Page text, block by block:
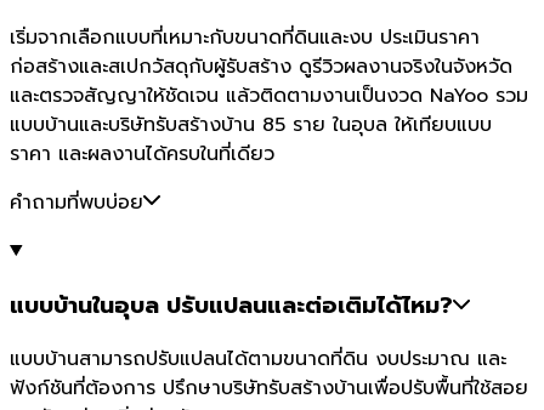
เริ่มจากเลือกแบบที่เหมาะกับขนาดที่ดินและงบ ประเมินราคา
ก่อสร้างและสเปกวัสดุกับผู้รับสร้าง ดูรีวิวผลงานจริงในจังหวัด
และตรวจสัญญาให้ชัดเจน แล้วติดตามงานเป็นงวด NaYoo รวม
แบบบ้านและบริษัทรับสร้างบ้าน 85 ราย ในอุบล ให้เทียบแบบ
ราคา และผลงานได้ครบในที่เดียว
คำถามที่พบบ่อย
แบบบ้านในอุบล ปรับแปลนและต่อเติมได้ไหม?
แบบบ้านสามารถปรับแปลนได้ตามขนาดที่ดิน งบประมาณ และ
ฟังก์ชันที่ต้องการ ปรึกษาบริษัทรับสร้างบ้านเพื่อปรับพื้นที่ใช้สอย